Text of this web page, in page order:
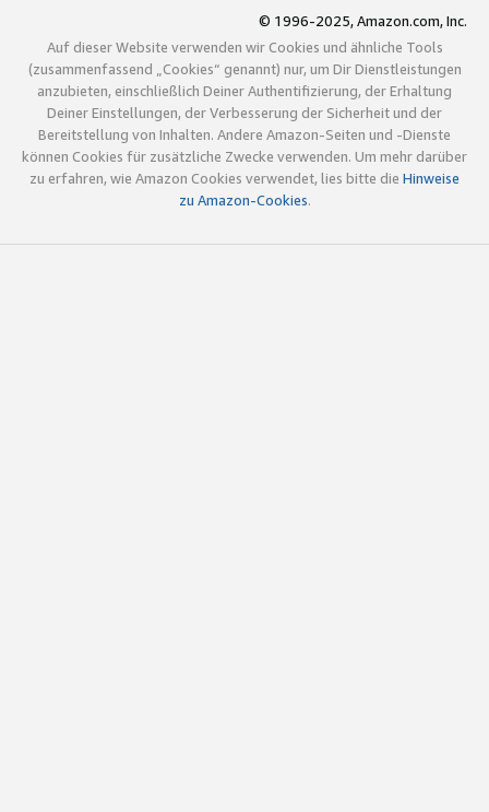
© 1996-2025, Amazon.com, Inc.
Auf dieser Website verwenden wir Cookies und ähnliche Tools
(zusammenfassend „Cookies“ genannt) nur, um Dir Dienstleistungen
anzubieten, einschließlich Deiner Authentifizierung, der Erhaltung
Deiner Einstellungen, der Verbesserung der Sicherheit und der
Bereitstellung von Inhalten. Andere Amazon-Seiten und -Dienste
können Cookies für zusätzliche Zwecke verwenden. Um mehr darüber
zu erfahren, wie Amazon Cookies verwendet, lies bitte die Hinweise
zu Amazon-Cookies.